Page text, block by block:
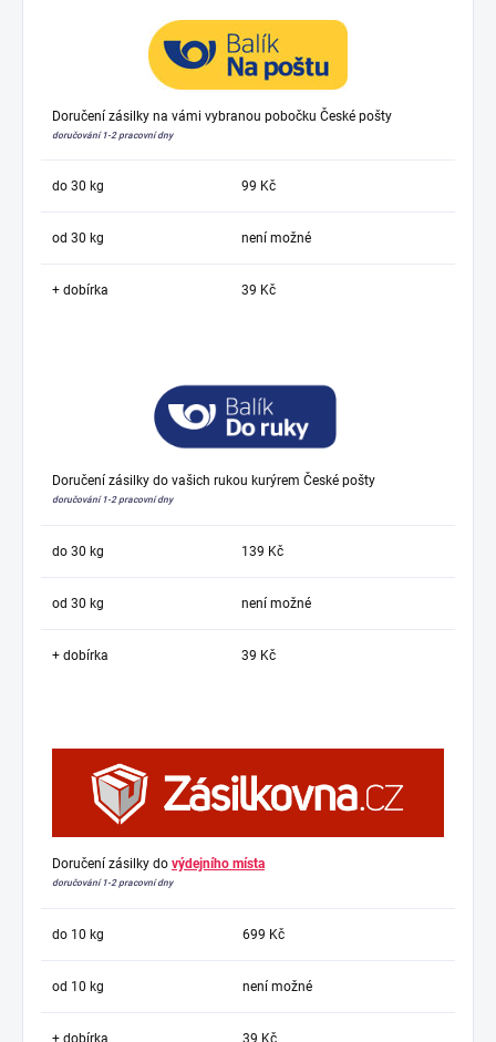
Doručení zásilky na vámi vybranou pobočku České pošty
doručování 1-2 pracovní dny
do 30 kg 99 Kč
od 30 kg není možné
+ dobírka 39 Kč
Doručení zásilky do vašich rukou kurýrem České pošty
doručování 1-2 pracovní dny
do 30 kg 139 Kč
od 30 kg není možné
+ dobírka 39 Kč
Doručení zásilky do výdejního místa
doručování 1-2 pracovní dny
do 10 kg 699 Kč
od 10 kg není možné
+ dobírka 39 Kč